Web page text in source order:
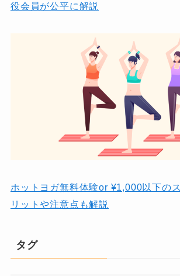
役会員が公平に解説
ホットヨガ無料体験or ¥1,000以下の
リットや注意点も解説
タグ